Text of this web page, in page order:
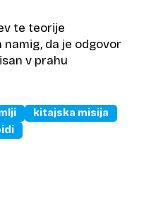
te teorije
da je odgovor
v prahu
kitajska misija